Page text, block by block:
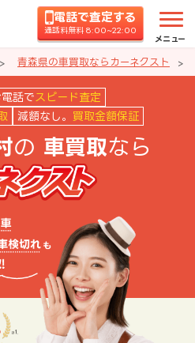
電話で査定する
通話料無料 8:00~22:00
メニュー
青森県の車買取ならカーネクスト
買取ならカー
電話で スピード査定
減額なし。 買取金額保証
の 車買取なら